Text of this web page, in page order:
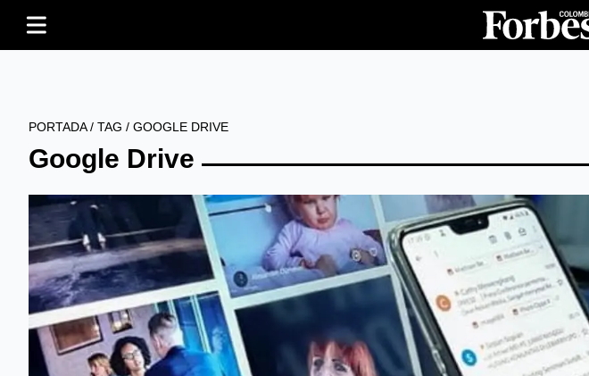
PORTADA/ TAG / GOOGLE DRIVE
Google Drive